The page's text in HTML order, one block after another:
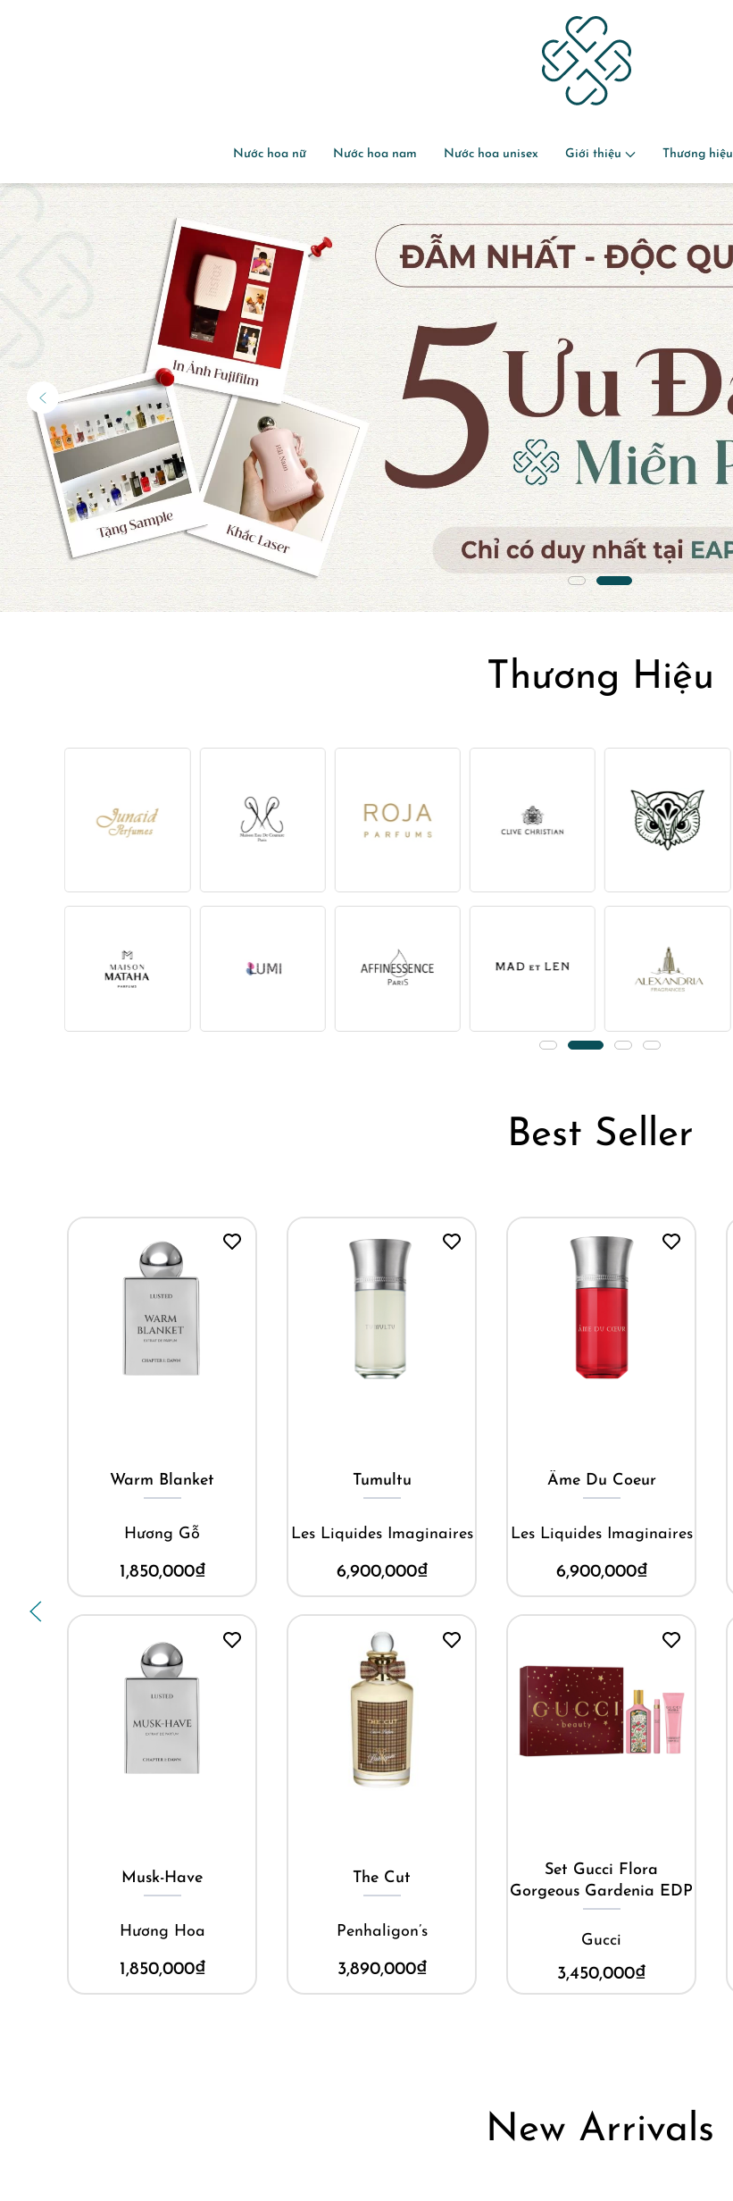
Nước hoa nữ Nước hoa nam Nước hoa unisex Giới thiệu Thương hiệu
Thương Hiệu
Best Seller
Warm Blanket
Hương Gỗ
1,850,000₫
Musk-Have
Hương Hoa
1,850,000₫
Tumultu
Les Liquides Imaginaires
6,900,000₫
The Cut
Penhaligon’s
3,890,000₫
Âme Du Coeur
Les Liquides Imaginaires
6,900,000₫
Set Gucci Flora
Gorgeous Gardenia EDP
Gucci
3,450,000₫
New Arrivals